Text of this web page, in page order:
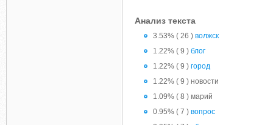
Анализ текста
3.53% ( 26 ) волжск
1.22% ( 9 ) блог
1.22% ( 9 ) город
1.22% ( 9 ) новости
1.09% ( 8 ) марий
0.95% ( 7 ) вопрос